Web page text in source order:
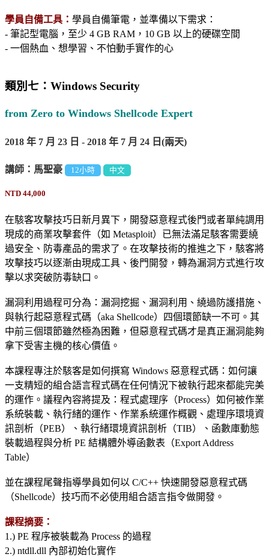
學員自備工具： 學員自備筆電，並準備以下需求：
- 筆記型電腦，至少 4 GB RAM，10 GB 以上的硬碟空間
- 一個熱血、想學習、不怕動手實作的心
類別七：Windows Security
from Zero to Windows Shellcode Expert
2018 年 7 月 23 日 - 2018 年 7 月 24 日(兩天)
講師：馬聖豪 12小時 中文
NTD 44,000
在駭客攻擊技巧日新月異下，開發惡意程式後門或者單純調用
現成的商業攻擊套件（如 Metasploit）已無法滿足駭客需要繞
過安全、防毒產品的需求了。在攻擊技術的推進之下，駭客將
攻擊技巧以逐漸由現成工具、後門開發，轉為漏洞方式進行攻
擊以求突破防毒缺口。
漏洞利用過程可分為：漏洞挖掘、漏洞利用、繞過防護措施、
與執行起惡意程式碼（aka Shellcode）四個環節缺一不可。其
中前三個環節雖然極為困難，但惡意程式碼才是真正漏洞能夠
拿下受害主機的核心價值。
本課程專注於駭客是如何撰寫 Windows 惡意程式碼：如何讓
一支精短的組合語言程式碼在任何情況下被執行起來都能完美
的運作。議程內容將提及：程式處理序（Process）如何被作業
系統裝載、執行緒的運作、作業系統運作概觀、處理序環境資
訊剖析（PEB）、執行緒環境資訊剖析（TIB）、函數庫動態
裝載過程與分析 PE 結構體外導函數表（Export Address
Table）
並在課程尾聲指導學員如何以 C/C++ 快速開發惡意程式碼
（Shellcode）技巧而不必使用組合語言指令做開發。
課程摘要：
1.) PE 程序被裝載為 Process 的過程
2.) ntdll.dll 內部初始化實作